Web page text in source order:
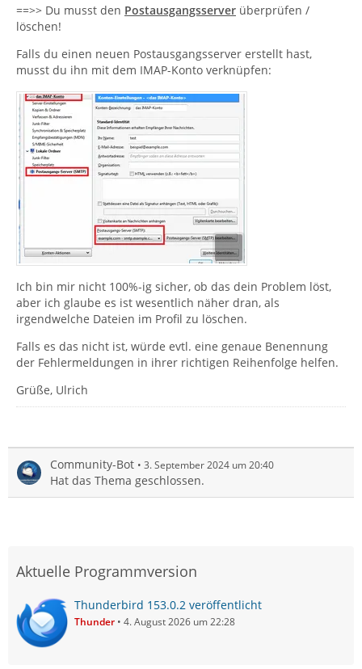
==>> Du musst den Postausgangsserver überprüfen /
löschen!
Falls du einen neuen Postausgangsserver erstellt hast,
musst du ihn mit dem IMAP-Konto verknüpfen:
Ich bin mir nicht 100%-ig sicher, ob das dein Problem löst,
aber ich glaube es ist wesentlich näher dran, als
irgendwelche Dateien im Profil zu löschen.
Falls es das nicht ist, würde evtl. eine genaue Benennung
der Fehlermeldungen in ihrer richtigen Reihenfolge helfen.
Grüße, Ulrich
Community-Bot 3. September 2024 um 20:40
Hat das Thema geschlossen.
Aktuelle Programmversion
Thunderbird 153.0.2 veröffentlicht
Thunder 4. August 2026 um 22:28